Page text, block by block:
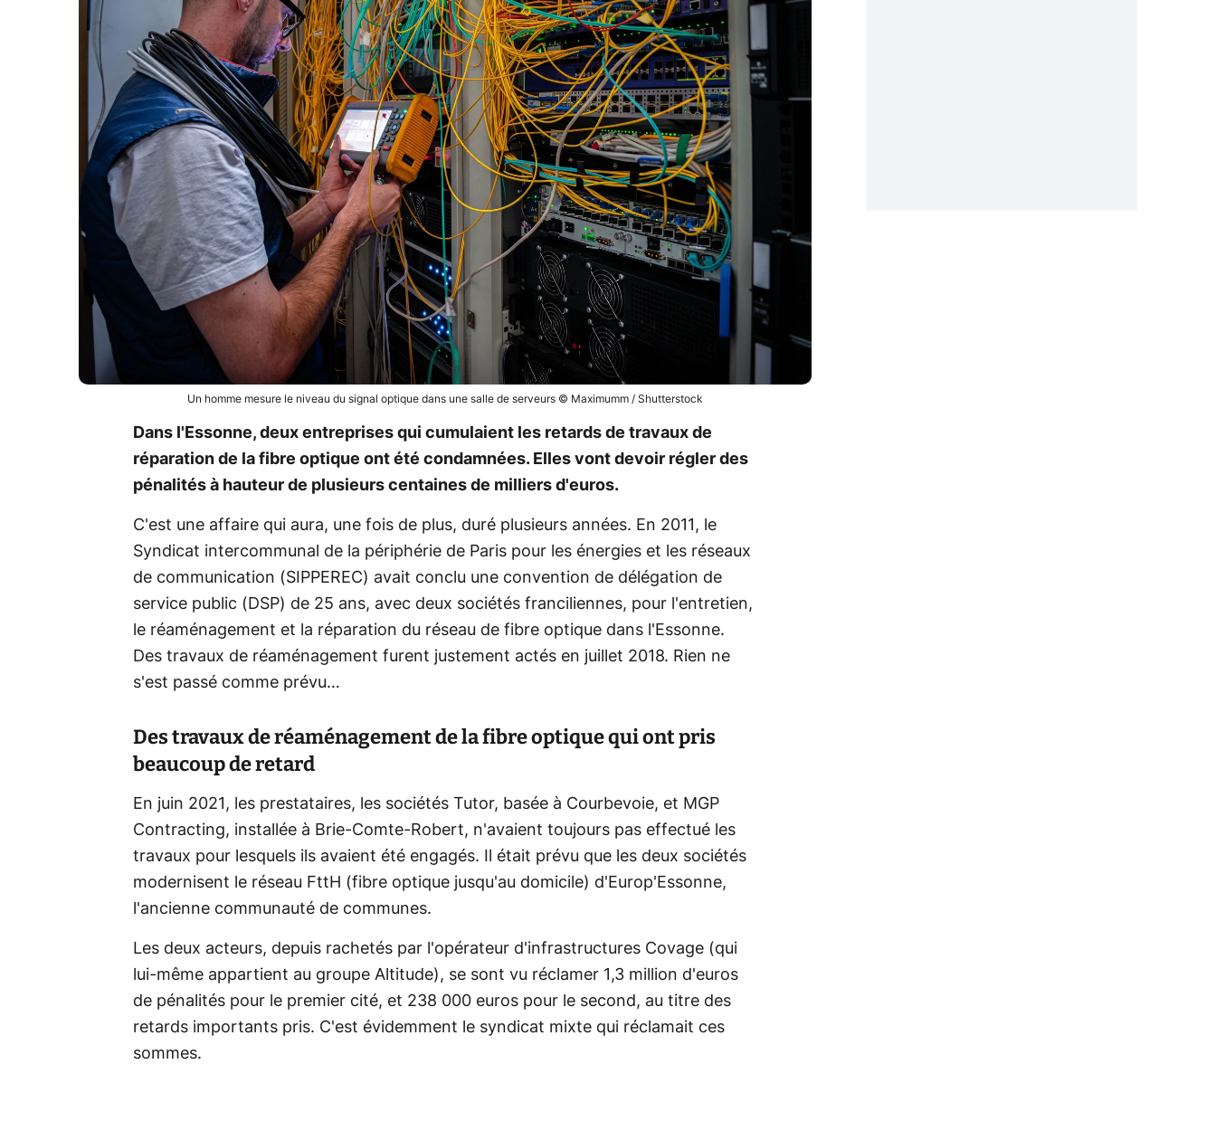
Un homme mesure le niveau du signal optique dans une salle de serveurs © Maximumm / Shutterstock
Dans l'Essonne, deux entreprises qui cumulaient les retards de travaux de
réparation de la fibre optique ont été condamnées. Elles vont devoir régler des
pénalités à hauteur de plusieurs centaines de milliers d'euros.
C'est une affaire qui aura, une fois de plus, duré plusieurs années. En 2011, le
Syndicat intercommunal de la périphérie de Paris pour les énergies et les réseaux
de communication (SIPPEREC) avait conclu une convention de délégation de
service public (DSP) de 25 ans, avec deux sociétés franciliennes, pour l'entretien,
le réaménagement et la réparation du réseau de fibre optique dans l'Essonne.
Des travaux de réaménagement furent justement actés en juillet 2018. Rien ne
s'est passé comme prévu…
Des travaux de réaménagement de la fibre optique qui ont pris
beaucoup de retard
En juin 2021, les prestataires, les sociétés Tutor, basée à Courbevoie, et MGP
Contracting, installée à Brie-Comte-Robert, n'avaient toujours pas effectué les
travaux pour lesquels ils avaient été engagés. Il était prévu que les deux sociétés
modernisent le réseau FttH (fibre optique jusqu'au domicile) d'Europ'Essonne,
l'ancienne communauté de communes.
Les deux acteurs, depuis rachetés par l'opérateur d'infrastructures Covage (qui
lui-même appartient au groupe Altitude), se sont vu réclamer 1,3 million d'euros
de pénalités pour le premier cité, et 238 000 euros pour le second, au titre des
retards importants pris. C'est évidemment le syndicat mixte qui réclamait ces
sommes.